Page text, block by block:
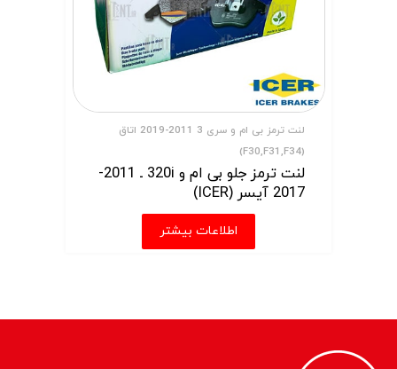
لنت ترمز بی ام و سری 3 2011-2019 اتاق
(F30,F31,F34)
لنت ترمز جلو بی ام و 320i ـ 2011-
2017 آیسر (ICER)
اطلاعات بیشتر